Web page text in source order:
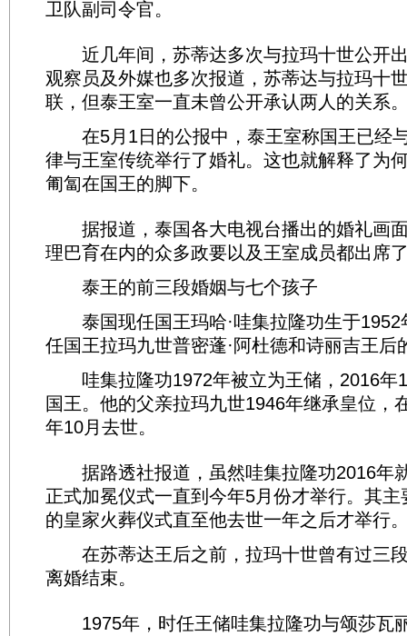
卫队副司令官。
近几年间，苏蒂达多次与拉玛十世公开
观察员及外媒也多次报道，苏蒂达与拉玛十
联，但泰王室一直未曾公开承认两人的关系
在5月1日的公报中，泰王室称国王已经
律与王室传统举行了婚礼。这也就解释了为
匍匐在国王的脚下。
据报道，泰国各大电视台播出的婚礼画
理巴育在内的众多政要以及王室成员都出席
泰王的前三段婚姻与七个孩子
泰国现任国王玛哈·哇集拉隆功生于1952
任国王拉玛九世普密蓬·阿杜德和诗丽吉王后
哇集拉隆功1972年被立为王储，2016年
国王。他的父亲拉玛九世1946年继承皇位，
年10月去世。
据路透社报道，虽然哇集拉隆功2016年
正式加冕仪式一直到今年5月份才举行。其
的皇家火葬仪式直至他去世一年之后才举行
在苏蒂达王后之前，拉玛十世曾有过三
离婚结束。
1975年，时任王储哇集拉隆功与颂莎瓦